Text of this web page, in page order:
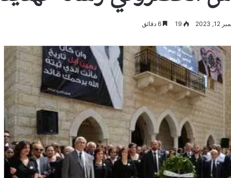
2023
19